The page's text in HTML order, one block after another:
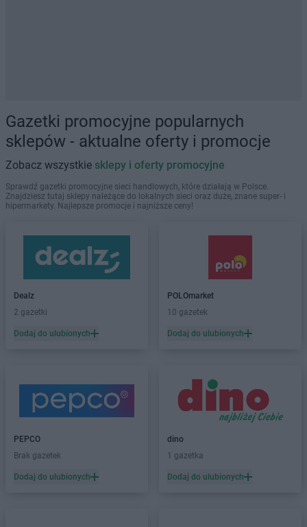
Gazetki promocyjne popularnych
sklepów - aktualne oferty i promocje
Zobacz wszystkie sklepy i oferty promocyjne
Sprawdź gazetki promocyjne sieci handlowych, które działają w Polsce.
Znajdziesz tutaj sklepy należące do lokalnych sieci oraz duże, znane super- i
hipermarkety. Najlepsze promocje i najniższe ceny!
Dealz
2 gazetki
Dodaj do ulubionych
POLOmarket
10 gazetek
Dodaj do ulubionych
PEPCO
Brak gazetek
Dodaj do ulubionych
dino
1 gazetka
Dodaj do ulubionych